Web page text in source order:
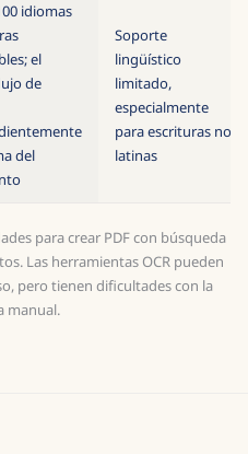
idiomas
el
de
del
Soporte
lingüístico
limitado,
especialmente
para escrituras no
latinas
para crear PDF con búsqueda
Las herramientas OCR pueden
pero tienen dificultades con la
manual.